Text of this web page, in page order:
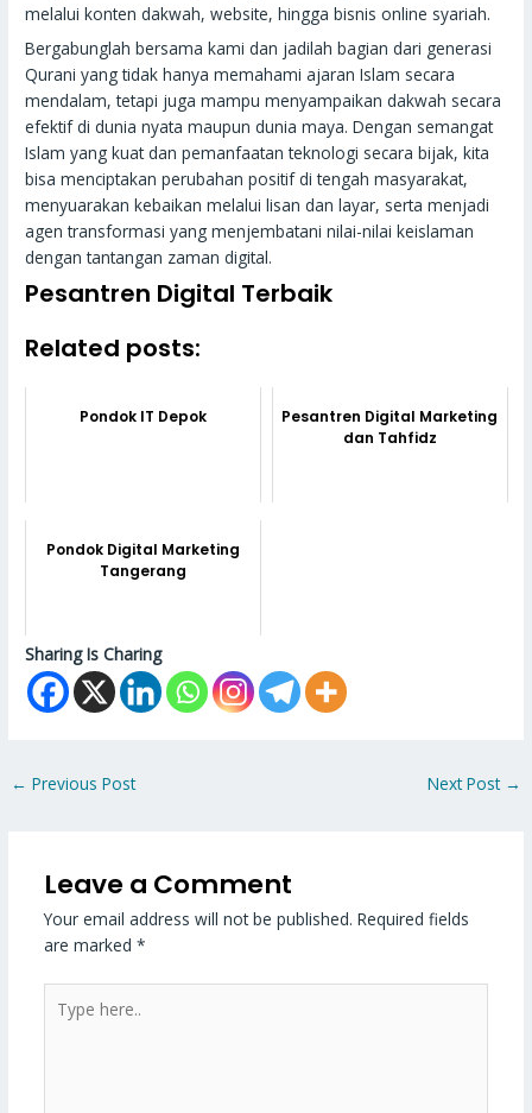
melalui konten dakwah, website, hingga bisnis online syariah.
Bergabunglah bersama kami dan jadilah bagian dari generasi
Qurani yang tidak hanya memahami ajaran Islam secara
mendalam, tetapi juga mampu menyampaikan dakwah secara
efektif di dunia nyata maupun dunia maya. Dengan semangat
Islam yang kuat dan pemanfaatan teknologi secara bijak, kita
bisa menciptakan perubahan positif di tengah masyarakat,
menyuarakan kebaikan melalui lisan dan layar, serta menjadi
agen transformasi yang menjembatani nilai-nilai keislaman
dengan tantangan zaman digital.
Pesantren Digital Terbaik
Related posts:
Pondok IT Depok
Pesantren Digital Marketing
dan Tahfidz
Pondok Digital Marketing
Tangerang
Sharing Is Charing
← Previous Post Next Post →
Leave a Comment
Your email address will not be published. Required fields
are marked *
here..